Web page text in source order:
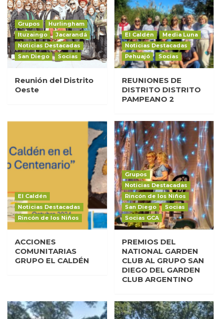
Grupos
Hurlingham
Ituzaingo
Jacarandá
Noticias Destacadas
San Diego
Socias
Reunión del Distrito
Oeste
El Caldén
Media Luna
Noticias Destacadas
Pehuajó
Socias
REUNIONES DE
DISTRITO DISTRITO
PAMPEANO 2
El Caldén
Noticias Destacadas
Rincón de los Niños
ACCIONES
COMUNITARIAS
GRUPO EL CALDÉN
Grupos
Noticias Destacadas
Rincón de los Niños
San Diego
Socias
Socias GCA
PREMIOS DEL
NATIONAL GARDEN
CLUB AL GRUPO SAN
DIEGO DEL GARDEN
CLUB ARGENTINO